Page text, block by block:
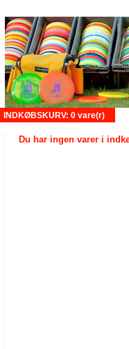
INDKØBSKURV: 0 vare(r)
Du har ingen varer i